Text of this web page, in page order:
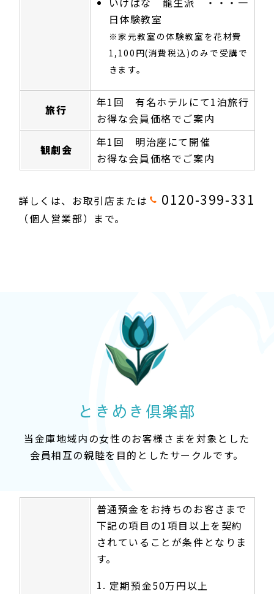
日体験教室
※家元教室の体験教室を花材費
1,100円(消費税込)のみで受講で
きます。
旅行
年1回 有名ホテルにて1泊旅行
お得な会員価格でご案内
観劇会
年1回 明治座にて開催
お得な会員価格でご案内
詳しくは、お取引店または 0120-399-331
（個人営業部）まで。
ときめき倶楽部
当金庫地域内の女性のお客様さまを対象とした
会員相互の親睦を目的としたサークルです。
普通預金をお持ちのお客さまで
下記の項目の1項目以上を契約
されていることが条件となりま
す。
1. 定期預金50万円以上